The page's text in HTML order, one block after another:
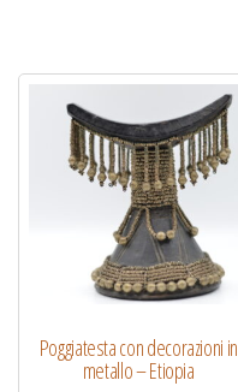
Poggiatesta con decorazioni in
metallo – Etiopia